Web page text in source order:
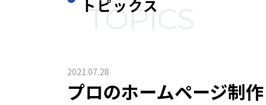
トピックス
TOPICS
2021.07.28
プロのホームページ制